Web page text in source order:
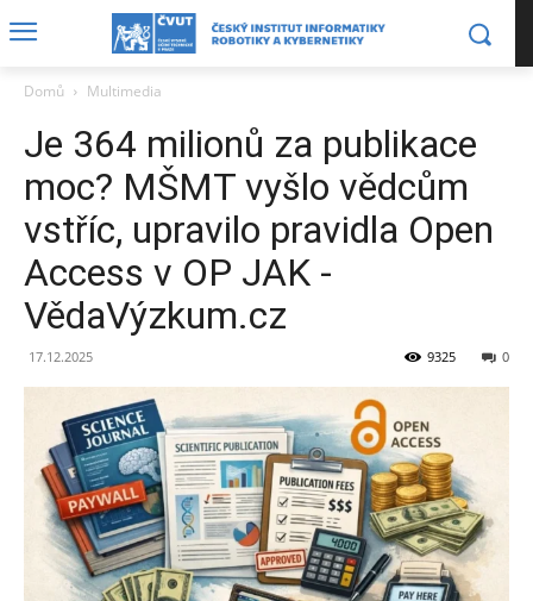
Domů Multimedia
Je 364 milionů za publikace
moc? MŠMT vyšlo vědcům
vstříc, upravilo pravidla Open
Access v OP JAK -
VědaVýzkum.cz
17.12.2025 0
9325